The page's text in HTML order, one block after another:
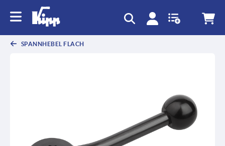
SPANNHEBEL FLACH